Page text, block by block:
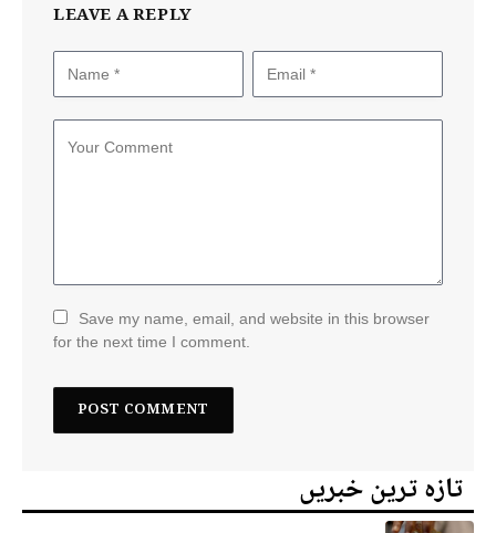
LEAVE A REPLY
Save my name, email, and website in this browser
for the next time I comment.
تازہ ترین خبریں